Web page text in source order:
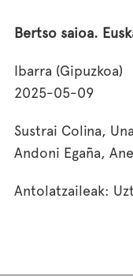
Bertso saioa.
Ibarra (Gipuzkoa)
2025-05-09
Sustrai Colina,
Andoni Egaña,
Antolatzaileak: